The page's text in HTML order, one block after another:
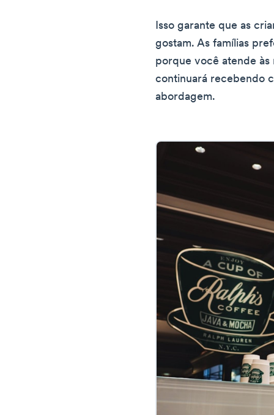
Isso garante que as
gostam. As famílias
porque você atende às
continuará recebendo
abordagem.